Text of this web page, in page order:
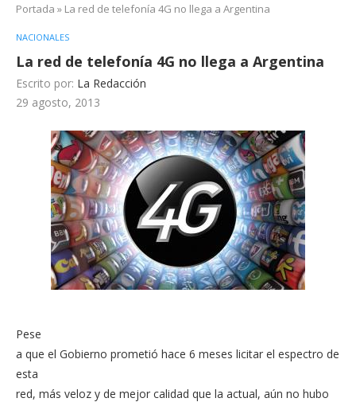
Portada » La red de telefonía 4G no llega a Argentina
NACIONALES
La red de telefonía 4G no llega a Argentina
Escrito por: La Redacción
29 agosto, 2013
Pese
a que el Gobierno prometió hace 6 meses licitar el espectro de
esta
red, más veloz y de mejor calidad que la actual, aún no hubo